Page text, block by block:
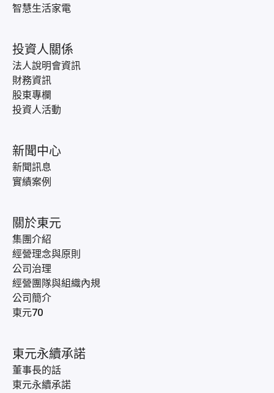
智慧生活家電
投資人關係
法人說明會資訊
財務資訊
股東專欄
投資人活動
新聞中心
新聞訊息
實績案例
關於東元
集團介紹
經營理念與原則
公司治理
經營團隊與組織內規
公司簡介
東元70
東元永續承諾
董事長的話
東元永續承諾